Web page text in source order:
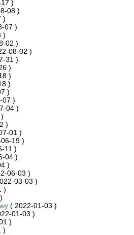
)
08 )
)
07 )
)
02 )
08-02 )
31 )
)
)
)
)
07 )
04 )
)
01 )
19 )
11 )
04 )
)
06-03 )
03-03 )
)
( 2022-01-03 )
01-03 )
)
)